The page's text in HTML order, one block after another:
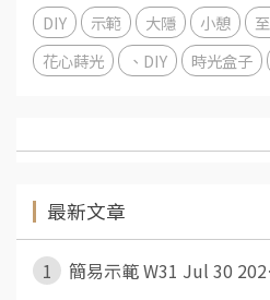
DIY 示範 大隱 小憩
花心蒔光
、DIY 時光盒子
最新文章
1
簡易示範 W31 Jul 30